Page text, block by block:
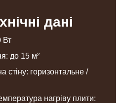
дані
Вт
до 15 м²
стіну: горизонтальне /
нагріву плити: